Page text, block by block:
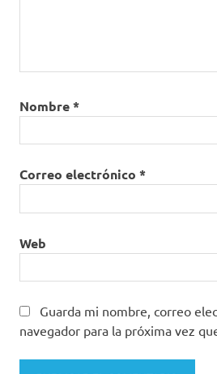
Nombre*
Correo electrónico *
Web
Guarda mi nombre, correo
navegador para la próxima vez